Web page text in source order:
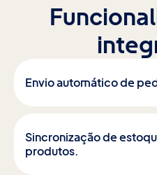
Envio automático de
Sincronização de
produtos.